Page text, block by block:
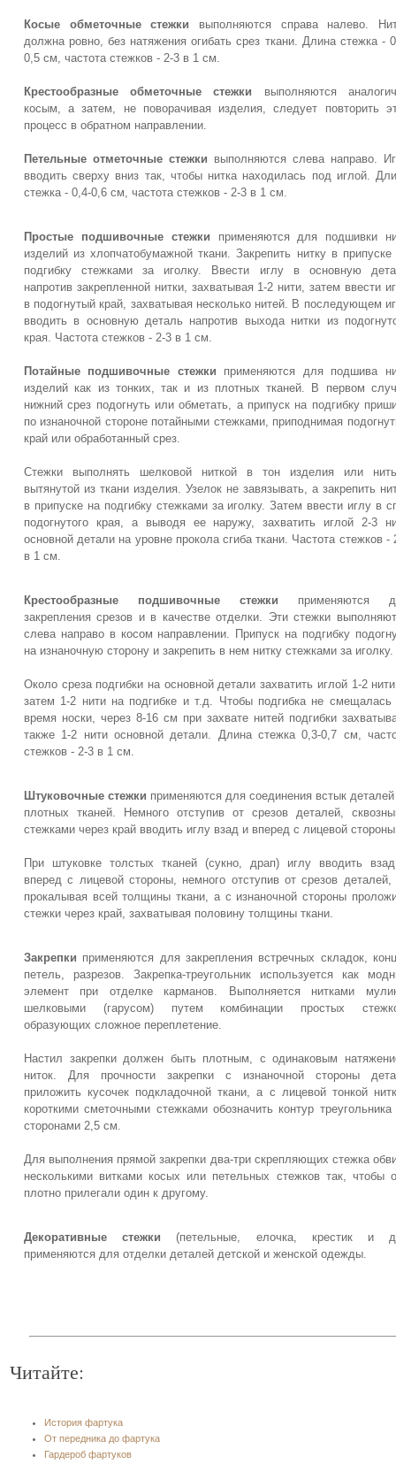
Косые обметочные стежки выполняются справа налево.
должна ровно, без натяжения огибать срез ткани. Длина стежка -
0,5 см, частота стежков - 2-3 в 1 см.
Крестообразные обметочные стежки выполняются
косым, а затем, не поворачивая изделия, следует повторить
процесс в обратном направлении.
Петельные отметочные стежки выполняются слева направо.
вводить сверху вниз так, чтобы нитка находилась под иглой.
стежка - 0,4-0,6 см, частота стежков - 2-3 в 1 см.
Простые подшивочные стежки применяются для подшивки
изделий из хлопчатобумажной ткани. Закрепить нитку в припуске
подгибку стежками за иголку. Ввести иглу в основную
напротив закрепленной нитки, захватывая 1-2 нити, затем ввести
в подогнутый край, захватывая несколько нитей. В последующем
вводить в основную деталь напротив выхода нитки из
края. Частота стежков - 2-3 в 1 см.
Потайные подшивочные стежки применяются для подшива
изделий как из тонких, так и из плотных тканей. В первом
нижний срез подогнуть или обметать, а припуск на подгибку
по изнаночной стороне потайными стежками, приподнимая
край или обработанный срез.
Стежки выполнять шелковой ниткой в тон изделия или
вытянутой из ткани изделия. Узелок не завязывать, а закрепить
в припуске на подгибку стежками за иголку. Затем ввести иглу в
подогнутого края, а выводя ее наружу, захватить иглой 2-3
основной детали на уровне прокола сгиба ткани. Частота стежков -
в 1 см.
Крестообразные подшивочные стежки применяются
закрепления срезов и в качестве отделки. Эти стежки
слева направо в косом направлении. Припуск на подгибку
на изнаночную сторону и закрепить в нем нитку стежками за иголку.
Около среза подгибки на основной детали захватить иглой 1-2
затем 1-2 нити на подгибке и т.д. Чтобы подгибка не смещалась
время носки, через 8-16 см при захвате нитей подгибки
также 1-2 нити основной детали. Длина стежка 0,3-0,7 см,
стежков - 2-3 в 1 см.
Штуковочные стежки применяются для соединения встык деталей
плотных тканей. Немного отступив от срезов деталей,
стежками через край вводить иглу взад и вперед с лицевой
При штуковке толстых тканей (сукно, драп) иглу вводить
вперед с лицевой стороны, немного отступив от срезов деталей,
прокалывая всей толщины ткани, а с изнаночной стороны
стежки через край, захватывая половину толщины ткани.
Закрепки применяются для закрепления встречных складок,
петель, разрезов. Закрепка-треугольник используется как
элемент при отделке карманов. Выполняется нитками
шелковыми (гарусом) путем комбинации простых
образующих сложное переплетение.
Настил закрепки должен быть плотным, с одинаковым
ниток. Для прочности закрепки с изнаночной стороны
приложить кусочек подкладочной ткани, а с лицевой тонкой
короткими сметочными стежками обозначить контур треугольника
сторонами 2,5 см.
Для выполнения прямой закрепки два-три скрепляющих стежка
несколькими витками косых или петельных стежков так, чтобы
плотно прилегали один к другому.
Декоративные стежки (петельные, елочка, крестик и
применяются для отделки деталей детской и женской одежды.
Читайте:
История фартука
От передника до фартука
Гардероб фартуков